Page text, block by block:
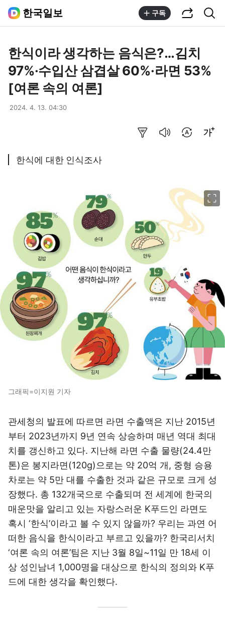
한국일보 구독
한식이라 생각하는 음식은?…김치
97%·수입산 삼겹살 60%·라면 53%
[여론 속의 여론]
2024. 4. 13. 04:30
한식에 대한 인식조사
그래픽=이지원 기자
관세청의 발표에 따르면 라면 수출액은 지난 2015년
부터 2023년까지 9년 연속 상승하며 매년 역대 최대
치를 갱신하고 있다. 지난해 라면 수출 물량(24.4만
톤)은 봉지라면(120g)으로는 약 20억 개, 중형 승용
차로는 약 5만 대를 수출한 것과 같은 규모로 크게 성
장했다. 총 132개국으로 수출되며 전 세계에 한국의
매운맛을 알리고 있는 자랑스러운 K푸드인 라면도
혹시 ‘한식’이라고 볼 수 있지 않을까? 우리는 과연 어
떠한 음식을 한식이라고 부르고 있을까? 한국리서치
‘여론 속의 여론’팀은 지난 3월 8일~11일 만 18세 이
상 성인남녀 1,000명을 대상으로 한식의 정의와 K푸
드에 대한 생각을 확인했다.